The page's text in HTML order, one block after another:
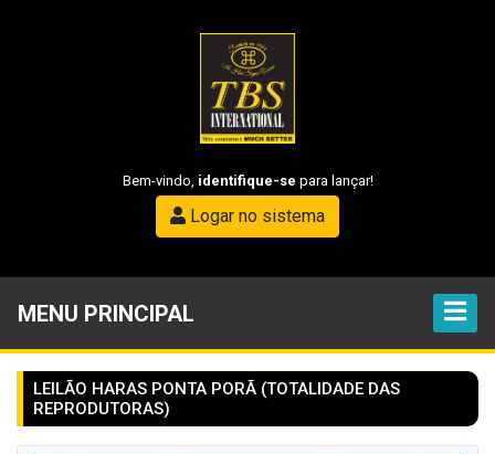
Bem-vindo, identifique-se para lançar!
Logar no sistema
MENU PRINCIPAL
LEILÃO HARAS PONTA PORÃ (TOTALIDADE DAS
REPRODUTORAS)